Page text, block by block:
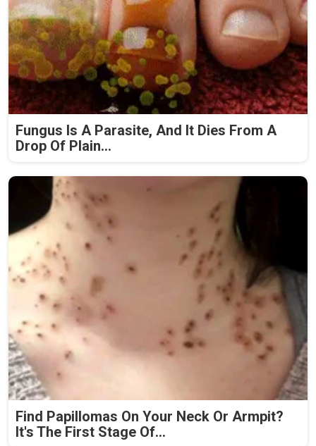
Fungus Is A Parasite, And It Dies From A
Drop Of Plain...
Find Papillomas On Your Neck Or Armpit?
It's The First Stage Of...